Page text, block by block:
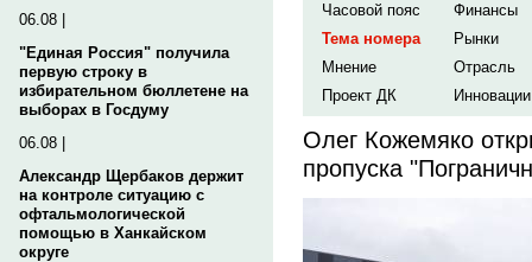
06.08 |
"Единая Россия" получила
первую строку в
избирательном бюллетене на
выборах в Госдуму
06.08 |
Александр Щербаков держит
на контроле ситуацию с
офтальмологической
помощью в Ханкайском
округе
Часовой пояс
Финансы
Тема номера
Рынки
Мнение
Отрасль
Проект ДК
Инновации
Олег Кожемяко
пропуска